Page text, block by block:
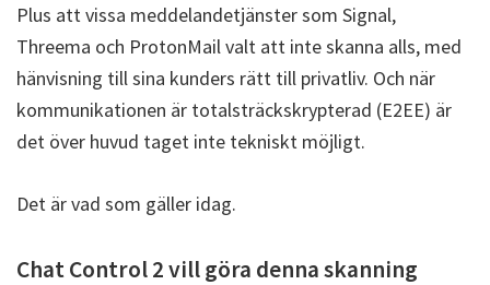
Plus att vissa meddelandetjänster som Signal,
Threema och ProtonMail valt att inte skanna alls, med
hänvisning till sina kunders rätt till privatliv. Och när
kommunikationen är totalsträckskrypterad (E2EE) är
det över huvud taget inte tekniskt möjligt.
Det är vad som gäller idag.
Chat Control 2 vill göra denna skanning